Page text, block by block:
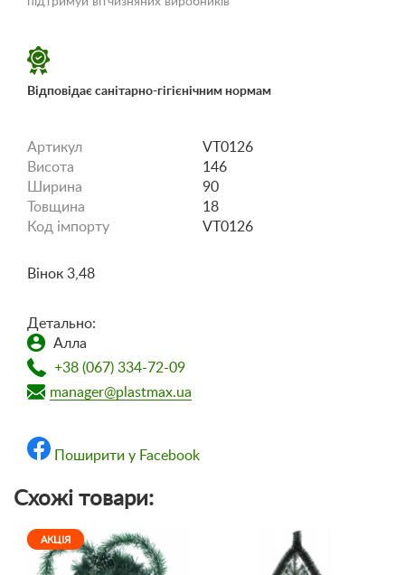
Відповідає санітарно-гігієнічним нормам
Артикул
VT0126
Висота
146
Ширина
90
Товщина
18
Код імпорту
VT0126
Вінок 3,48
Детально:
Алла
+38 (067) 334-72-09
manager@plastmax.ua
Поширити у Facebook
Схожі товари:
АКЦІЯ